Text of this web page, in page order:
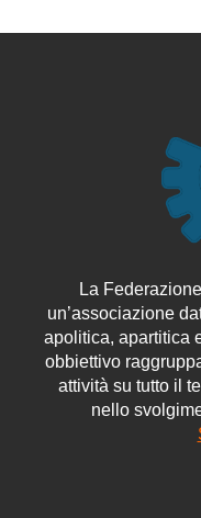
La
un’associazione
apolitica, apartitica
obbiettivo
attività su tutto il
nello